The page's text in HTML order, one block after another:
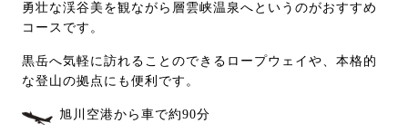
勇壮な渓谷美を観ながら層雲峡温泉へというのがおすすめ
コースです。
黒岳へ気軽に訪れることのできるロープウェイや、本格的
な登山の拠点にも便利です。
旭川空港から車で約90分